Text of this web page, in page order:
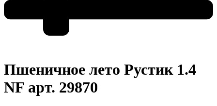
Пшеничное лето Рустик 1.4
NF арт. 29870